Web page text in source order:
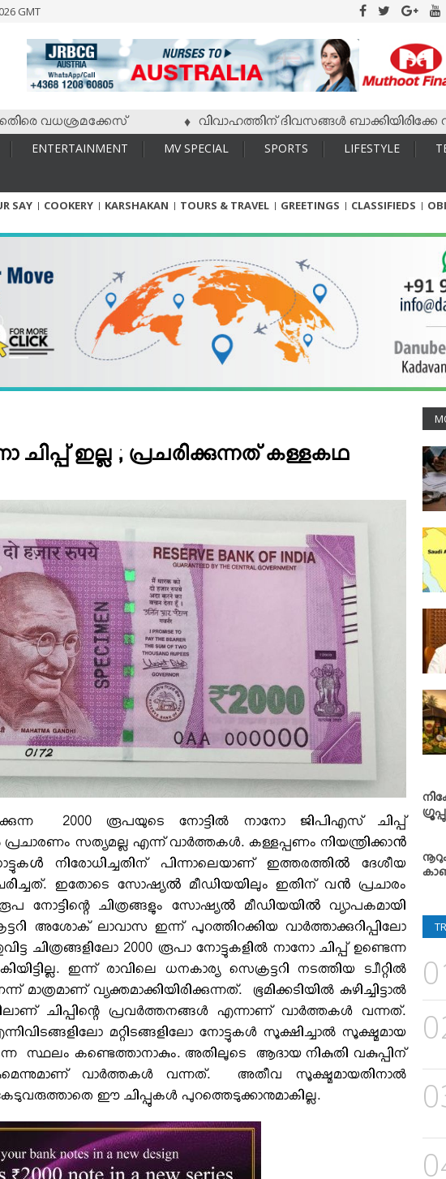
GMT
വധശ്രമക്കേസ് വിവാഹത്തിന് ദിവസങ്ങള്‍ ബാക്കിയിരിക്കേ വധു
ENTERTAINMENT MV SPECIAL SPORTS LIFESTYLE
SAY COOKERY KARSHAKAN TOURS & TRAVEL GREETINGS CLASSIFIEDS
ചിപ്പ് ഇല്ല ; പ്രചരിക്കുന്നത് കള്ളകഥ
2000 രൂപയുടെ നോട്ടില്‍ നാനോ ജിപിഎസ് ചിപ്പ്
പ്രചാരണം സത്യമല്ല എന്ന് വാര്‍ത്തകള്‍. കള്ളപ്പണം നിയന്ത്രിക്കാൻ
നിരോധിച്ചതിന് പിന്നാലെയാണ് ഇത്തരത്തിൽ ദേശീയ
ഇതോടെ സോഷ്യൽ മീഡിയയിലും ഇതിന് വൻ പ്രചാരം
നോട്ടിന്റെ ചിത്രങ്ങളും സോഷ്യൽ മീഡിയയിൽ വ്യാപകമായി
അശോക് ലാവാസ ഇന്ന് പുറത്തിറക്കിയ വാര്‍ത്താക്കുറിപ്പിലോ
ചിത്രങ്ങളിലോ 2000 രൂപാ നോട്ടുകളില്‍ നാനോ ചിപ്പ് ഉണ്ടെന്ന
ഇന്ന് രാവിലെ ധനകാര്യ സെക്രട്ടറി നടത്തിയ ട്വീറ്റില്‍
വ്യക്തമാക്കിയിരിക്കുന്നത്. ഭൂമിക്കടിയില്‍ കുഴിച്ചിട്ടാല്‍
ചിപ്പിന്റെ പ്രവര്‍ത്തനങ്ങള്‍ എന്നാണ് വാര്‍ത്തകള്‍ വന്നത്.
മറ്റിടങ്ങളിലോ നോട്ടുകള്‍ സൂക്ഷിച്ചാല്‍ സൂക്ഷ്മമായ
സ്ഥലം കണ്ടെത്താനാകും. അതിലൂടെ ആദായ നികുതി വകുപ്പിന്
വാര്‍ത്തകള്‍ വന്നത്. അതീവ സൂക്ഷ്മമായതിനാല്‍
കേടുവരുത്താതെ ഈ ചിപ്പുകള്‍ പുറത്തെടുക്കാനുമാകില്ല.